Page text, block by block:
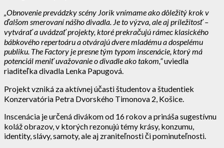
„Obnovenie prevádzky scény Jorik vnímame ako dôležitý krok v
ďalšom smerovaní nášho divadla. Je to výzva, ale aj príležitosť –
vytvárať a uvádzať projekty, ktoré prekračujú rámec klasického
bábkového repertoáru a otvárajú dvere mladému a dospelému
publiku. The Factory je presne tým typom inscenácie, ktorý má
potenciál meniť uvažovanie o divadle ako takom,“uviedla
riaditeľka divadla Lenka Papugová.
Projekt vzniká za aktívnej účasti študentov a študentiek
Konzervatória Petra Dvorského Timonova 2, Košice.
Inscenácia je určená divákom od 16 rokov a prináša sugestívnu
koláž obrazov, v ktorých rezonujú témy krásy, konzumu,
identity, slávy, samoty, ale aj zraniteľnosti či pominuteľnosti.